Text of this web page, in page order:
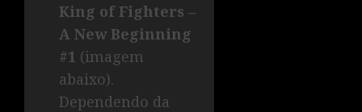
King of Fighters –
A New Beginning
#1 (imagem
abaixo).
Dependendo da